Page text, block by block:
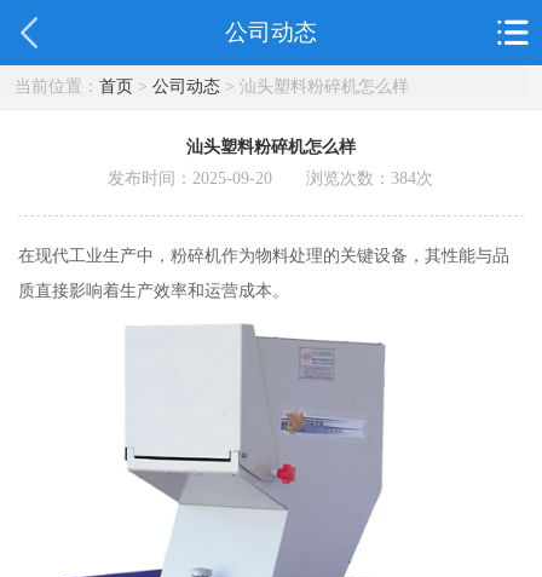
公司动态
当前位置： 首页> 公司动态> 汕头塑料粉碎机怎么样
汕头塑料粉碎机怎么样
发布时间：2025-09-20 浏览次数：384次
在现代工业生产中，粉碎机作为物料处理的关键设备，其性能与品
质直接影响着生产效率和运营成本。